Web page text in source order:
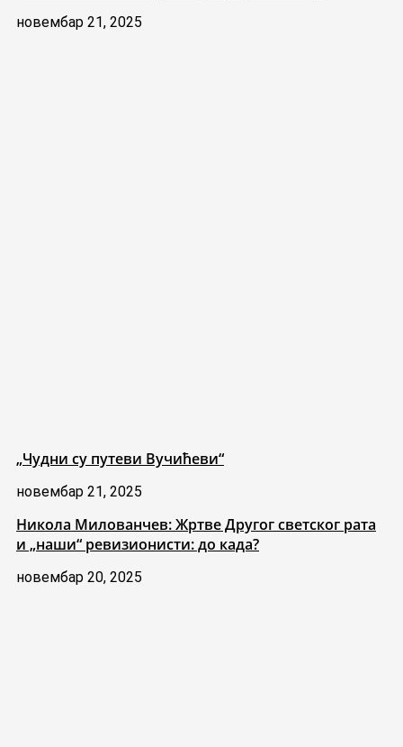
новембар 21, 2025
„Чудни су путеви Вучићеви“
новембар 21, 2025
Никола Милованчев: Жртве Другог светског рата
и „наши“ ревизионисти: до када?
новембар 20, 2025